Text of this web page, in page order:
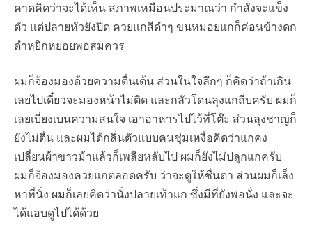
คาดคิดว่าจะได้เห็น สภาพเหมือนประมาณว่า กำลังจะแข็ง
ตัว แต่ปลายหัวยังปิด ควยแกสีดำๆ ขนหมอยแกก็ค่อนข้างดก
ดำหยิกหยอยพอสมควร
ผมก็จ้องมองด้วยความตื่นเต้น ส่วนในใจลึกๆ ก็คิดว่าถ้าเกิน
เลยไปเดี๋ยวจะมองหน้าไม่ติด และกลัวโดนลุงแกถีบครับ ผมก็
เลยเบี่ยงเบนความสนใจ เอาอาหารไปไว้ที่โต๊ะ ส่วนลุงชาญก็
ยังไม่ตื่น และผมได้กลิ่นตัวแบบคนชุ่มเหงื่อคิดว่าแกคง
เปลี่ยนผ้าขาวม้าแล้วก็เพลียหลับไป ผมก็ยังไม่ปลุกแกครับ
ผมก็จ้องมองควยแกตลอดครับ ว่าจะดูให้ชื่นตา ส่วนผมก็เล็ง
หาที่นั่ง ผมก็เลยคิดว่านั่งปลายเท้าแก ซึ่งมีที่ยังพอนั่ง และจะ
ได้แอบดูไปได้ด้วย